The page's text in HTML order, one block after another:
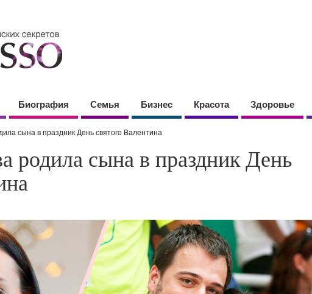
Биография Семья Бизнес Красота Здоровье
сына в праздник День святого Валентина
родила сына в праздник День